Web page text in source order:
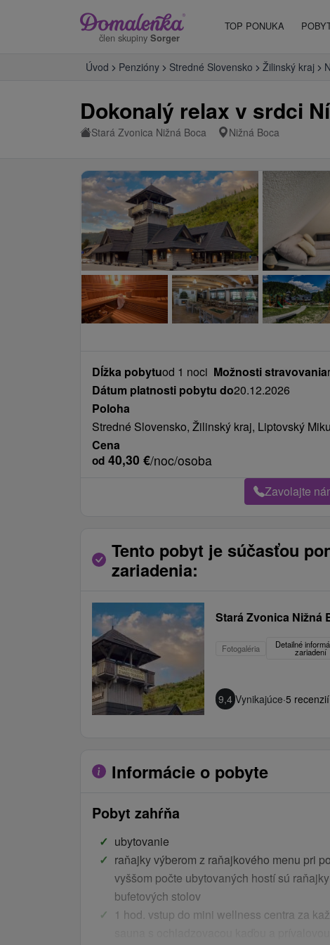
člen skupiny Sorger
TOP PONUKA
Úvod Penzióny Stredné Slovensko Žilinský kraj
Dokonalý relax v srdci
Stará Zvonica Nižná Boca Nižná Boca
Dĺžka pobytuod 1 noci Možnosti stravovania
Dátum platnosti pobytu do20.12.2026
Poloha
Stredné Slovensko, Žilinský kraj, Liptovský
Cena
od 40,30 €/noc/osoba
Zavolajte
Tento pobyt je súčasťou
zariadenia:
Stará Zvonica Nižná
Fotogaléria Detailné
zariadení
9,4 Vynikajúce·5 recenzií
Informácie o pobyte
Pobyt zahŕňa
ubytovanie
raňajky výberom z raňajkového menu pri
vyššom počte ubytovaných hostí sú
bufetových stolov
1 hod. vstup do mini wellness centra za